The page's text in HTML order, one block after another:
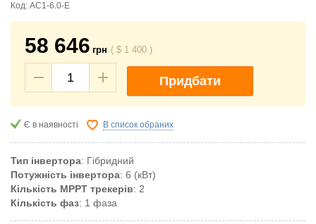
Код: AC1-6.0-E
58 646 грн ( $ 1 400 )
Придбати
Є в наявності В список обраних
Тип інвертора: Гібридний
Потужність інвертора: 6 (кВт)
Кількість MPPТ трекерів: 2
Кількість фаз: 1 фаза